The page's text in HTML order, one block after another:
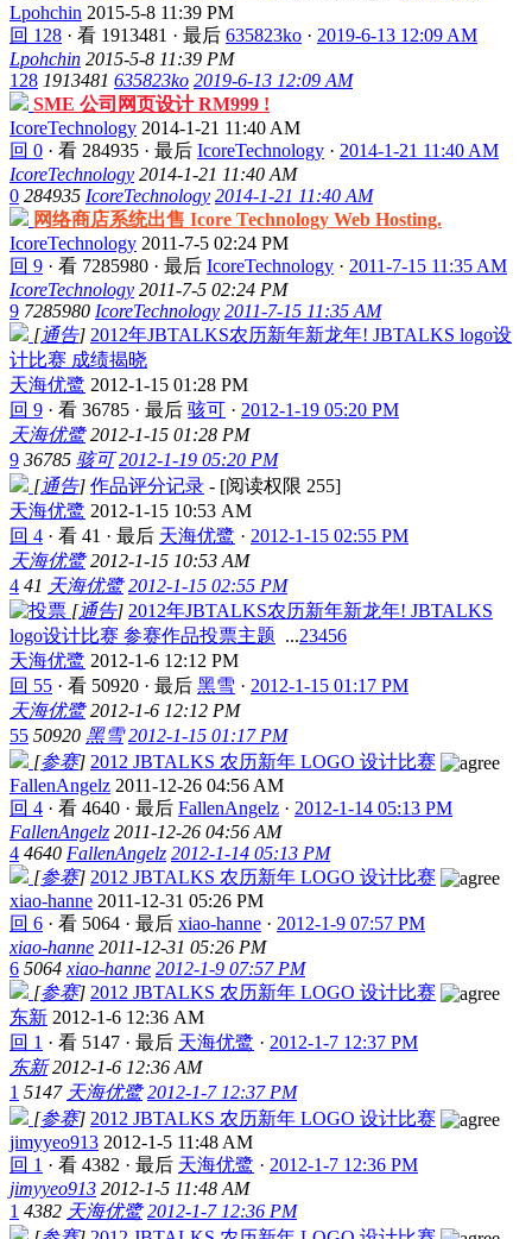
Lpohchin 2015-5-8 11:39 PM
回 128 · 看 1913481 · 最后 635823ko · 2019-6-13 12:09 AM
Lpohchin 2015-5-8 11:39 PM
128 1913481 635823ko 2019-6-13 12:09 AM
SME 公司网页设计 RM999 !
IcoreTechnology 2014-1-21 11:40 AM
回 0 · 看 284935 · 最后 IcoreTechnology · 2014-1-21 11:40 AM
IcoreTechnology 2014-1-21 11:40 AM
0 284935 IcoreTechnology 2014-1-21 11:40 AM
网络商店系统出售 Icore Technology Web Hosting.
IcoreTechnology 2011-7-5 02:24 PM
回 9 · 看 7285980 · 最后 IcoreTechnology · 2011-7-15 11:35 AM
IcoreTechnology 2011-7-5 02:24 PM
9 7285980 IcoreTechnology 2011-7-15 11:35 AM
[通告] 2012年JBTALKS农历新年新龙年! JBTALKS logo设
计比赛 成绩揭晓
天海优鹭 2012-1-15 01:28 PM
回 9 · 看 36785 · 最后 骇可 · 2012-1-19 05:20 PM
天海优鹭 2012-1-15 01:28 PM
9 36785 骇可 2012-1-19 05:20 PM
[通告] 作品评分记录 - [阅读权限 255]
天海优鹭 2012-1-15 10:53 AM
回 4 · 看 41 · 最后 天海优鹭 · 2012-1-15 02:55 PM
天海优鹭 2012-1-15 10:53 AM
4 41 天海优鹭 2012-1-15 02:55 PM
[通告] 2012年JBTALKS农历新年新龙年! JBTALKS
logo设计比赛 参赛作品投票主题 ...23456
天海优鹭 2012-1-6 12:12 PM
回 55 · 看 50920 · 最后 黑雪 · 2012-1-15 01:17 PM
天海优鹭 2012-1-6 12:12 PM
55 50920 黑雪 2012-1-15 01:17 PM
[参赛] 2012 JBTALKS 农历新年 LOGO 设计比赛
FallenAngelz 2011-12-26 04:56 AM
回 4 · 看 4640 · 最后 FallenAngelz · 2012-1-14 05:13 PM
FallenAngelz 2011-12-26 04:56 AM
4 4640 FallenAngelz 2012-1-14 05:13 PM
[参赛] 2012 JBTALKS 农历新年 LOGO 设计比赛
xiao-hanne 2011-12-31 05:26 PM
回 6 · 看 5064 · 最后 xiao-hanne · 2012-1-9 07:57 PM
xiao-hanne 2011-12-31 05:26 PM
6 5064 xiao-hanne 2012-1-9 07:57 PM
[参赛] 2012 JBTALKS 农历新年 LOGO 设计比赛
东新 2012-1-6 12:36 AM
回 1 · 看 5147 · 最后 天海优鹭 · 2012-1-7 12:37 PM
东新 2012-1-6 12:36 AM
1 5147 天海优鹭 2012-1-7 12:37 PM
[参赛] 2012 JBTALKS 农历新年 LOGO 设计比赛
jimyyeo913 2012-1-5 11:48 AM
回 1 · 看 4382 · 最后 天海优鹭 · 2012-1-7 12:36 PM
jimyyeo913 2012-1-5 11:48 AM
1 4382 天海优鹭 2012-1-7 12:36 PM